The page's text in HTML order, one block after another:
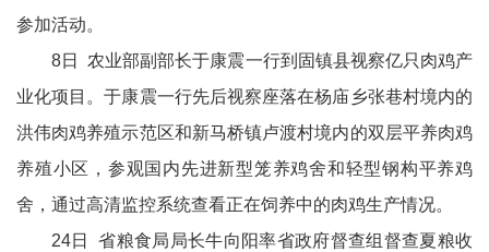
参加活动。
8日 农业部副部长于康震一行到固镇县视察亿只肉鸡产
业化项目。于康震一行先后视察座落在杨庙乡张巷村境内的
洪伟肉鸡养殖示范区和新马桥镇卢渡村境内的双层平养肉鸡
养殖小区，参观国内先进新型笼养鸡舍和轻型钢构平养鸡
舍，通过高清监控系统查看正在饲养中的肉鸡生产情况。
24日 省粮食局局长牛向阳率省政府督查组督查夏粮收